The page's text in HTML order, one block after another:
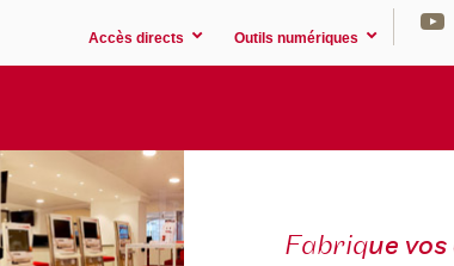
Accès directs Outils numériques
Fabrique